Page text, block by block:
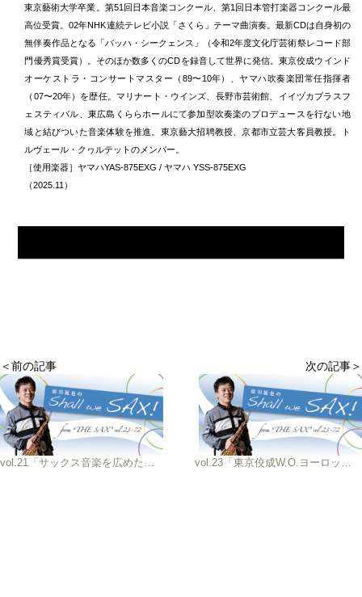
東京藝術大学卒業。第51回日本音楽コンクール、第1回日本管打楽器コンクール最
高位受賞。02年NHK連続テレビ小説「さくら」テーマ曲演奏。最新CDは自身初の
無伴奏作品となる「バッハ・シークェンス」（令和2年度文化庁芸術祭レコード部
門優秀賞受賞）。そのほか数多くのCDを録音して世界に発信。東京佼成ウインド
オーケストラ・コンサートマスター（89〜10年）、ヤマハ吹奏楽団常任指揮者
（07〜20年）を歴任。マリナート・ウインズ、長野市芸術館、イイヅカブラスフ
ェスティバル、東広島くららホールにて参加型吹奏楽のプロデュースを行ない地
域と結びついた音楽体験を推進。東京藝大招聘教授、京都市立芸大客員教授。ト
ルヴェール・クヮルテットのメンバー。
［使用楽器］ヤマハYAS-875EXG / ヤマハ YSS-875EXG
（2025.11）
＜前の記事 次の記事＞